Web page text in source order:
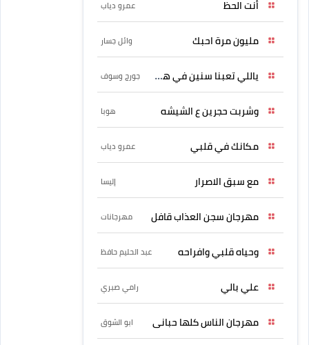
أنت الحظ عمرو دياب
مليون مرة احبك وائل جسار
ياللي تعبنا سنين في هواه جورج وسوف
وشربت حجرين ع الشيشه هوبا
مكانك في قلبي عمرو دياب
مع سبق الاصرار إليسا
مهرجان سجن العذاب قافل مهرجانات
وحياه قلبي وافراحه عبد الحليم حافظ
علي بالي رامي صبري
مهرجان الناس كلها حبانى ابو الشوق